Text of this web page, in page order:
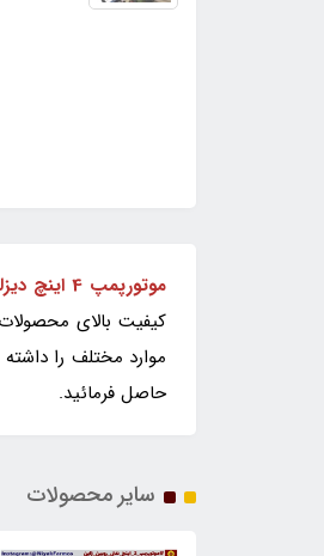
موتورپمپ 4 اینچ دیزلی دیانا DN100-30D
کیفیت بالای محصولات
موارد مختلف را
حاصل فرمائید.
سایر محصولات